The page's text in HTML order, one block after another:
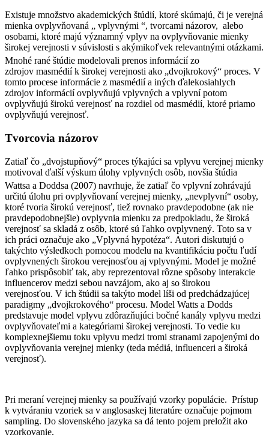
Existuje množstvo akademických štúdií, ktoré skúmajú, či je verejná
mienka ovplyvňovaná „ vplyvnými “, tvorcami názorov, alebo
osobami, ktoré majú významný vplyv na ovplyvňovanie mienky
širokej verejnosti v súvislosti s akýmikoľvek relevantnými otázkami.
Mnohé rané štúdie modelovali prenos informácií zo
zdrojov masmédií k širokej verejnosti ako „dvojkrokový“ proces. V
tomto procese informácie z masmédií a iných ďalekosiahlych
zdrojov informácií ovplyvňujú vplyvných a vplyvní potom
ovplyvňujú širokú verejnosť na rozdiel od masmédií, ktoré priamo
ovplyvňujú verejnosť.
Tvorcovia názorov
Zatiaľ čo „dvojstupňový“ proces týkajúci sa vplyvu verejnej mienky
motivoval ďalší výskum úlohy vplyvných osôb, novšia štúdia
Wattsa a Doddsa (2007) navrhuje, že zatiaľ čo vplyvní zohrávajú
určitú úlohu pri ovplyvňovaní verejnej mienky, „nevplyvní“ osoby,
ktoré tvoria širokú verejnosť, tiež rovnako pravdepodobne (ak nie
pravdepodobnejšie) ovplyvnia mienku za predpokladu, že široká
verejnosť sa skladá z osôb, ktoré sú ľahko ovplyvnený. Toto sa v
ich práci označuje ako „Vplyvná hypotéza“. Autori diskutujú o
takýchto výsledkoch pomocou modelu na kvantifikáciu počtu ľudí
ovplyvnených širokou verejnosťou aj vplyvnými. Model je možné
ľahko prispôsobiť tak, aby reprezentoval rôzne spôsoby interakcie
influencerov medzi sebou navzájom, ako aj so širokou
verejnosťou. V ich štúdii sa takýto model líši od predchádzajúcej
paradigmy „dvojkrokového“ procesu. Model Watts a Dodds
predstavuje model vplyvu zdôrazňujúci bočné kanály vplyvu medzi
ovplyvňovateľmi a kategóriami širokej verejnosti. To vedie ku
komplexnejšiemu toku vplyvu medzi tromi stranami zapojenými do
ovplyvňovania verejnej mienky (teda médiá, influenceri a široká
verejnosť).
Pri meraní verejnej mienky sa používajú vzorky populácie. Prístup
k vytváraniu vzoriek sa v anglosaskej literatúre označuje pojmom
sampling. Do slovenského jazyka sa dá tento pojem preložit ako
vzorkovanie.